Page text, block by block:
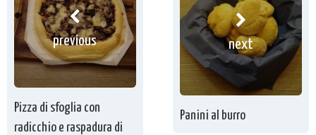
previous
Pizza di sfoglia con
radicchio e raspadura di
next
Panini al burro